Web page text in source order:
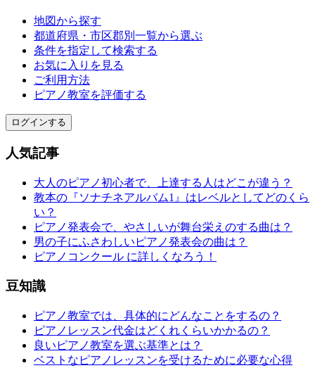
地図から探す
都道府県・市区郡別一覧から選ぶ
条件を指定して検索する
お気に入りを見る
ご利用方法
ピアノ教室を評価する
ログインする
人気記事
大人のピアノ初心者で、上達する人はどこが違う？
教本の『ソナチネアルバム1』はレベルとしてどのくら
い？
ピアノ発表会で、やさしいが舞台栄えのする曲は？
男の子にふさわしいピアノ発表会の曲は？
ピアノコンクール に詳しくなろう！
豆知識
ピアノ教室では、具体的にどんなことをするの？
ピアノレッスン代金はどくれくらいかかるの？
良いピアノ教室を選ぶ基準とは？
ベストなピアノレッスンを受けるために必要な心得